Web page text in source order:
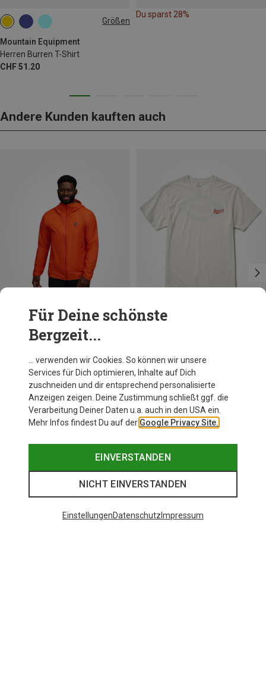
Größen
Mountain Equipment
Herren Burren T-Shirt
CHF 51.20
S M L XXL
Du sparst 28%
Andere Kunden kauften auch
Du sparst 30%
Für Deine schönste
Bergzeit...
… verwenden wir Cookies. So können wir unsere
Services für Dich optimieren, Inhalte auf Dich
zuschneiden und dir entsprechend personalisierte
Anzeigen zeigen. Deine Zustimmung schließt ggf. die
Verarbeitung Deiner Daten u.a. auch in den USA ein.
Mehr Infos findest Du auf der Google Privacy Site.
EINVERSTANDEN
NICHT EINVERSTANDEN
EinstellungenDatenschutz Impressum